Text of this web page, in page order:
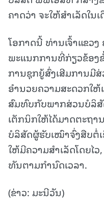
ຄາດວ່າ ຈະໃຫ້ສໍາເລັດໃນ
ໂອກາດນີ້ ທ່ານເຈົ້າແຂວ
ພະແນກການທີ່ກ່ຽວຂ້ອງ
ການຊຸກຍູ້ສົ່ງເສີມການມີ
ອໍານວຍຄວາມສະດວກໃ
ສົມທົບກັບພາກສ່ວນບໍລິ
ເຕັກນິກໃຫ້ໄດ້ມາດຕະຖ
ບໍລິສັດຜູ້ຮັບເໝົາຈົ່ງສືບຕໍ່ເ
ໃຫ້ມີຄວາມສໍາເລັດໂດຍໄ
ທັນຕາມກໍານົດເວລາ.
(ຂ່າວ: ມະນີວັນ)